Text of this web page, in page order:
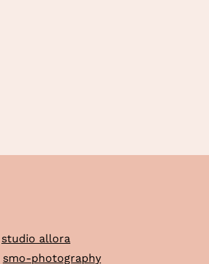
studio allora
smo-photography